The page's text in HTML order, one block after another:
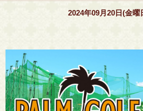
2024年09月20日(金曜